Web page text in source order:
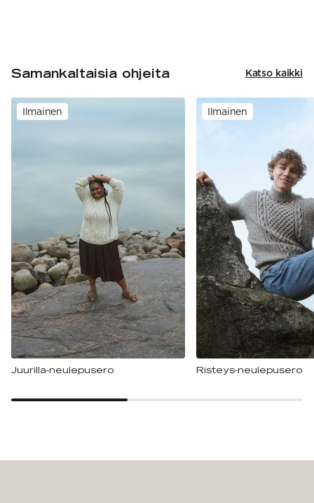
Samankaltaisia ohjeita Katso kaikki
Ilmainen
Juurilla-neulepusero
Ilmainen
Risteys-neulepusero